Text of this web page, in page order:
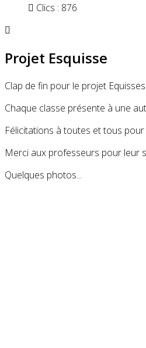
Clics : 876
Projet Esquisse
Clap de fin pour le projet
Chaque classe présente à une
Félicitations à toutes et tous
Merci aux professeurs pour leur
Quelques photos...